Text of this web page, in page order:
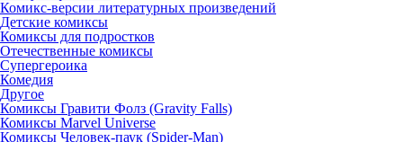
Комикс-версии литературных произведений
Детские комиксы
Комиксы для подростков
Отечественные комиксы
Супергероика
Комедия
Другое
Комиксы Гравити Фолз (Gravity Falls)
Комиксы Marvel Universe
Комиксы Человек-паук (Spider-Man)